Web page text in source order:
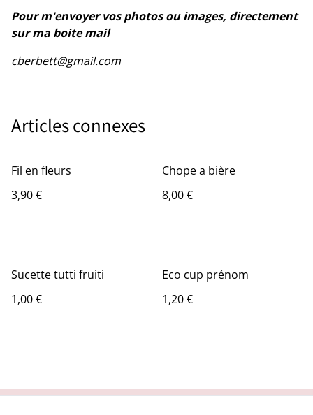
Pour m'envoyer vos photos ou images, directement
sur ma boite mail
cberbett@gmail.com
Articles connexes
Fil en fleurs
3,90 €
Chope a bière
8,00 €
Sucette tutti fruiti
1,00 €
Eco cup prénom
1,20 €